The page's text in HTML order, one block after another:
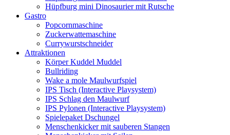
Hüpfburg mini Dinosaurier mit Rutsche
Gastro
Popcornmaschine
Zuckerwattemaschine
Currywurstschneider
Attraktionen
Körper Kuddel Muddel
Bullriding
Wake a mole Maulwurfspiel
IPS Tisch (Interactive Playsystem)
IPS Schlag den Maulwurf
IPS Pylonen (Interactive Playsystem)
Spielepaket Dschungel
Menschenkicker mit sauberen Stangen